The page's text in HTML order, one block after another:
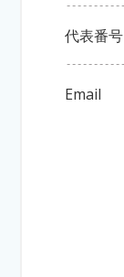
代表番号
Email